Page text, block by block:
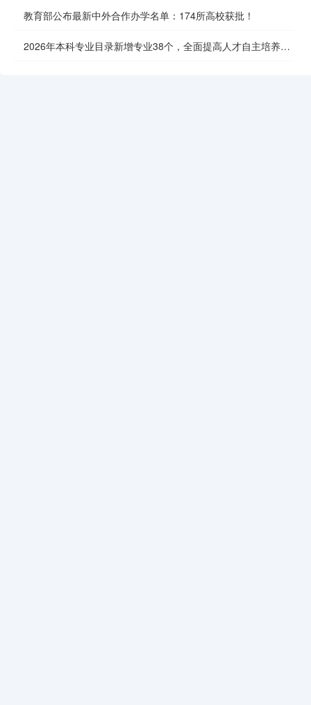
教育部公布最新中外合作办学名单：174所高校获批！
2026年本科专业目录新增专业38个，全面提高人才自主培养质